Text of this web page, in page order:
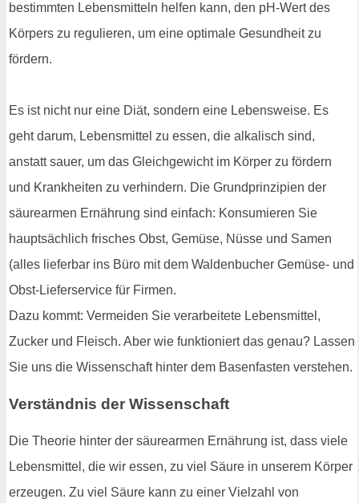
bestimmten Lebensmitteln helfen kann, den pH-Wert des
Körpers zu regulieren, um eine optimale Gesundheit zu
fördern.
Es ist nicht nur eine Diät, sondern eine Lebensweise. Es
geht darum, Lebensmittel zu essen, die alkalisch sind,
anstatt sauer, um das Gleichgewicht im Körper zu fördern
und Krankheiten zu verhindern. Die Grundprinzipien der
säurearmen Ernährung sind einfach: Konsumieren Sie
hauptsächlich frisches Obst, Gemüse, Nüsse und Samen
(alles lieferbar ins Büro mit dem Waldenbucher Gemüse- und
Obst-Lieferservice für Firmen.
Dazu kommt: Vermeiden Sie verarbeitete Lebensmittel,
Zucker und Fleisch. Aber wie funktioniert das genau? Lassen
Sie uns die Wissenschaft hinter dem Basenfasten verstehen.
Verständnis der Wissenschaft
Die Theorie hinter der säurearmen Ernährung ist, dass viele
Lebensmittel, die wir essen, zu viel Säure in unserem Körper
erzeugen. Zu viel Säure kann zu einer Vielzahl von